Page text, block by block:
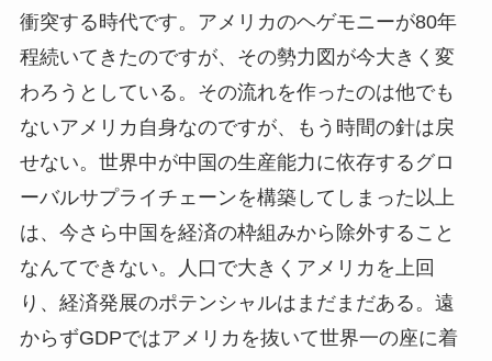
衝突する時代です。アメリカのヘゲモニーが80年
程続いてきたのですが、その勢力図が今大きく変
わろうとしている。その流れを作ったのは他でも
ないアメリカ自身なのですが、もう時間の針は戻
せない。世界中が中国の生産能力に依存するグロ
ーバルサプライチェーンを構築してしまった以上
は、今さら中国を経済の枠組みから除外すること
なんてできない。人口で大きくアメリカを上回
り、経済発展のポテンシャルはまだまだある。遠
からずGDPではアメリカを抜いて世界一の座に着